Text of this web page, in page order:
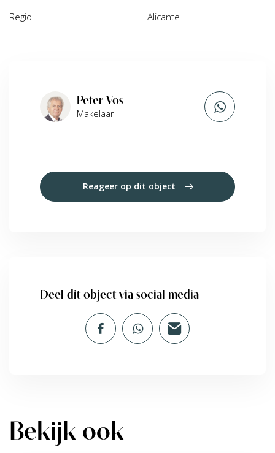
Regio Alicante
Peter Vos
Makelaar
Reageer op dit object
Deel dit object via social media
Bekijk ook